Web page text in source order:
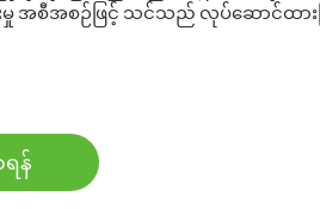
အစီအစဉ်ဖြင့် သင်သည် လုပ်ဆောင်ထားပ
န်